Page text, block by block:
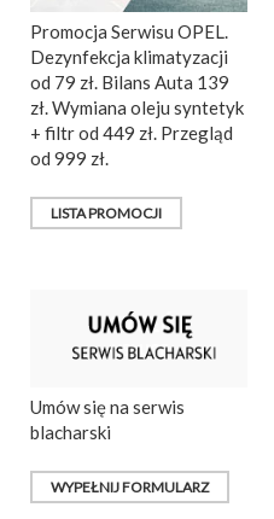
Promocja Serwisu OPEL.
Dezynfekcja klimatyzacji
od 79 zł. Bilans Auta 139
zł. Wymiana oleju syntetyk
+ filtr od 449 zł. Przegląd
od 999 zł.
LISTA PROMOCJI
Umów się na serwis
blacharski
WYPEŁNIJ FORMULARZ